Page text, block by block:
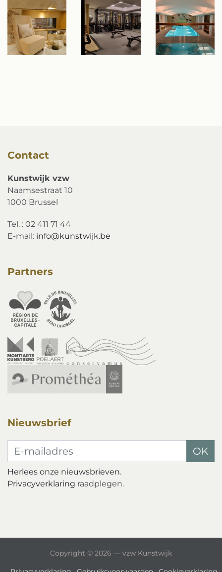
Contact
Kunstwijk vzw
Naamsestraat 10
1000 Brussel
Tel. : 02 411 71 44
E-mail: info@kunstwijk.be
Partners
Nieuwsbrief
E-mailadres OK
Herlees onze nieuwsbrieven.
Privacyverklaring raadplegen.
Copyright © 2026 — vzw Kunstwijk